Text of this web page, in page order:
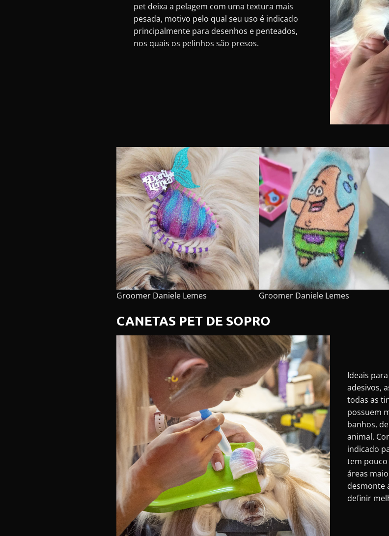
pet deixa a pelagem com uma textura mais
pesada, motivo pelo qual seu uso é indicado
principalmente para desenhos e penteados,
nos quais os pelinhos são presos.
Groomer Daniele Lemes Groomer Daniele Lemes
CANETAS PET DE SOPRO
Ideais
adesivos,
todas as
possuem
banhos,
animal.
indicado
tem
áreas
desmonte
definir